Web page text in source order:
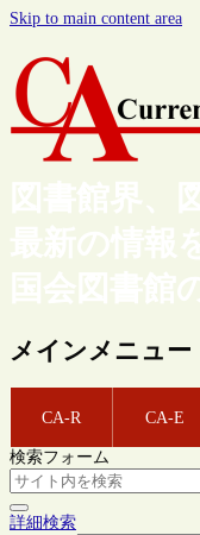
Skip to main content area
図書館界、
最新の情報
国会図書館
メインメニュー
CA-R CA-E
検索フォーム
詳細検索